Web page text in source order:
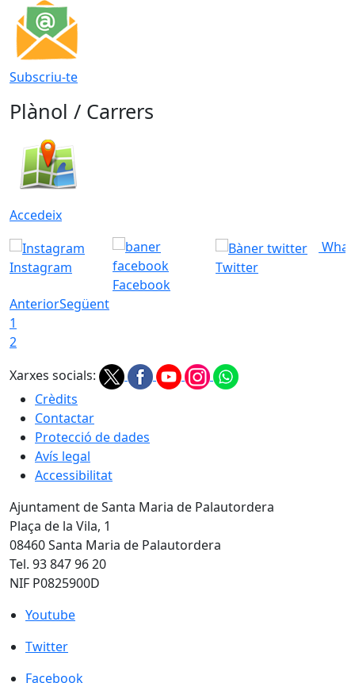
Subscriu-te
Plànol / Carrers
Accedeix
Instagram
Facebook
Twitter
AnteriorSegüent
1
2
Xarxes socials:
Crèdits
Contactar
Protecció de dades
Avís legal
Accessibilitat
Ajuntament de Santa Maria de Palautordera
Plaça de la Vila, 1
08460 Santa Maria de Palautordera
Tel. 93 847 96 20
NIF P0825900D
Youtube
Youtube
Twitter
Twitter
Facebook
Facebook